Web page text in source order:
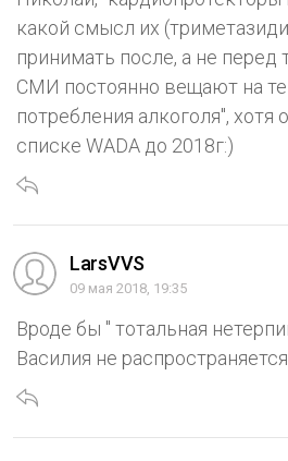
какой смысл их
принимать после, а не
СМИ постоянно вещают на
потребления алкоголя", хотя
списке WADA до 2018г:)
LarsVVS
09 мая 2018, 19:35
Вроде бы " тотальная
Василия не распространяется